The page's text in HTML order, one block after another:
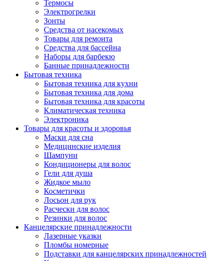
Термосы
Электрогрелки
Зонты
Средства от насекомых
Товары для ремонта
Средства для бассейна
Наборы для барбекю
Банные принадлежности
Бытовая техника
Бытовая техника для кухни
Бытовая техника для дома
Бытовая техника для красоты
Климатическая техника
Электроника
Товары для красоты и здоровья
Маски для сна
Медицинские изделия
Шампуни
Кондиционеры для волос
Гели для душа
Жидкое мыло
Косметички
Лосьон для рук
Расчески для волос
Резинки для волос
Канцелярские принадлежности
Лазерные указки
Пломбы номерные
Подставки для канцелярских принадлежностей